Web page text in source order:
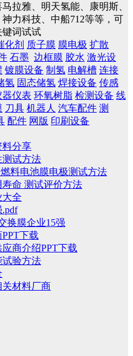
拉雅、明天氢能、康明斯、
力科技、中船712等等，可
键词试试
化剂 质子膜 膜电极 扩散
石墨 边框膜 胶水 激光设
镀膜设备 制氢 电解槽 连接
氢 固态储氢 焊接设备 传感
器仪表 环氧树脂 检测设备 线
刀具 机器人 汽车配件 测
配件 网版 印刷设备
料分享
测试方法
料电池膜电极测试方法
命 测试评价方法
大全
换膜企业15强
下载
商介绍PPT下载
试验方法
关材料厂商